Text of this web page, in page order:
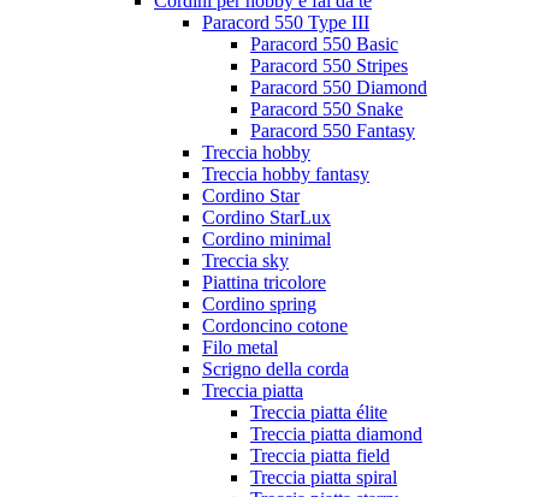
Paracord 550 Type III
Paracord 550 Basic
Paracord 550 Stripes
Paracord 550 Diamond
Paracord 550 Snake
Paracord 550 Fantasy
Treccia hobby
Treccia hobby fantasy
Cordino Star
Cordino StarLux
Cordino minimal
Treccia sky
Piattina tricolore
Cordino spring
Cordoncino cotone
Filo metal
Scrigno della corda
Treccia piatta
Treccia piatta élite
Treccia piatta diamond
Treccia piatta field
Treccia piatta spiral